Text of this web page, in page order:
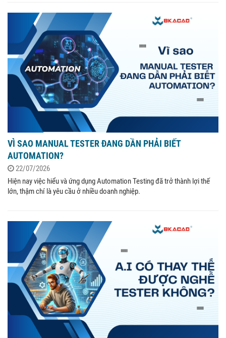
VÌ SAO MANUAL TESTER ĐANG DẦN PHẢI BIẾT
AUTOMATION?
22/07/2026
Hiện nay việc hiểu và ứng dụng Automation Testing đã trở thành lợi thế
lớn, thậm chí là yêu cầu ở nhiều doanh nghiệp.